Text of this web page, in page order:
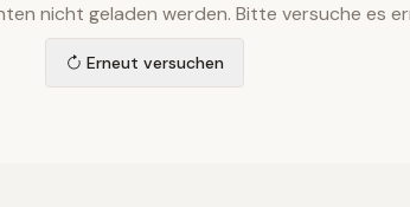
nicht geladen werden. Bitte versuche es
Erneut versuchen